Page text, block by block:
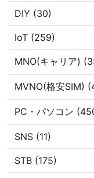
DIY (30)
IoT (259)
MNO(キャリア)
MVNO(格安SIM)
PC・パソコン
SNS (11)
STB (175)